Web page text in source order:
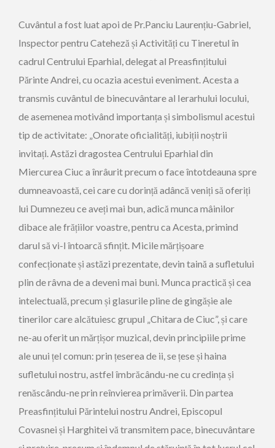
Cuvântul a fost luat apoi de Pr.Panciu Laurențiu-Gabriel,
Inspector pentru Cateheză și Activități cu Tineretul în
cadrul Centrului Eparhial, delegat al Preasfințitului
Părinte Andrei, cu ocazia acestui eveniment. Acesta a
transmis cuvântul de binecuvântare al Ierarhului locului,
de asemenea motivând importanța și simbolismul acestui
tip de activitate: „Onorate oficialități, iubiții noștrii
invitați. Astăzi dragostea Centrului Eparhial din
Miercurea Ciuc a înrâurit precum o face întotdeauna spre
dumneavoastă, cei care cu dorință adâncă veniți să oferiți
lui Dumnezeu ce aveți mai bun, adică munca mâinilor
dibace ale frățiilor voastre, pentru ca Acesta, primind
darul să vi-l întoarcă sfințit. Micile mărțișoare
confecționate și astăzi prezentate, devin taină a sufletului
plin de râvna de a deveni mai buni. Munca practică și cea
intelectuală, precum și glasurile pline de gingășie ale
tinerilor care alcătuiesc grupul „Chitara de Ciuc”, și care
ne-au oferit un mărțișor muzical, devin principiile prime
ale unui țel comun: prin țeserea de ii, se țese și haina
sufletului nostru, astfel îmbrăcându-ne cu credința și
renăscându-ne prin reînvierea primăverii. Din partea
Preasfințitului Părintelui nostru Andrei, Episcopul
Covasnei și Harghitei vă transmitem pace, binecuvântare